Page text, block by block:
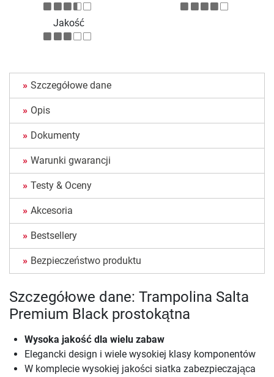
Jakość
Szczegółowe dane
Opis
Dokumenty
Warunki gwarancji
Testy & Oceny
Akcesoria
Bestsellery
Bezpieczeństwo produktu
Szczegółowe dane: Trampolina Salta
Premium Black prostokątna
Wysoka jakość dla wielu zabaw
Elegancki design i wiele wysokiej klasy komponentów
W komplecie wysokiej jakości siatka zabezpieczająca